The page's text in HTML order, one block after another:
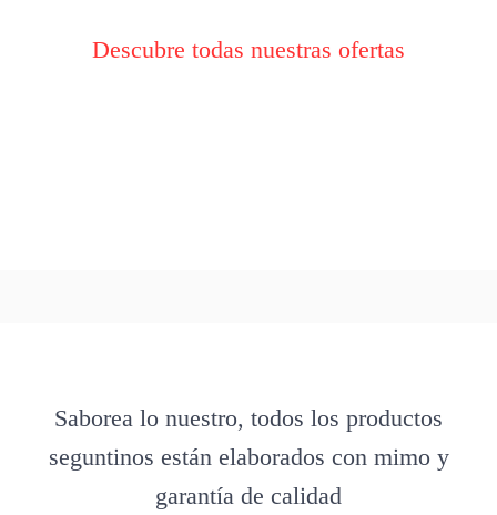
Descubre todas nuestras ofertas
Saborea lo nuestro, todos los productos
seguntinos están elaborados con mimo y
garantía de calidad